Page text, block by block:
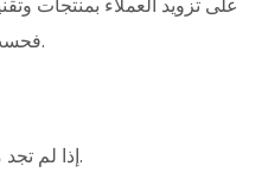
فحسب، بل تقدم أيضًا حلولاً شاملة لتلبية الاحتياجات المتنوعة للعملاء.
إذا لم تجد ما تحتاجه، يمكنك إرسال استفسار عبر نموذج الاتصال الخاص بنا.